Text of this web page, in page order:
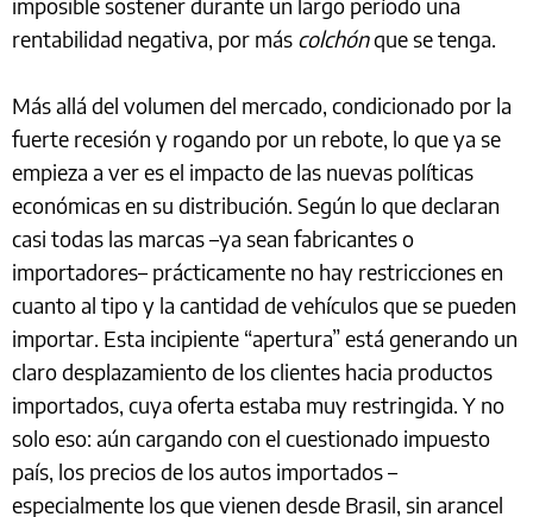
rentabilidad negativa, por más colchónque se tenga.
Más allá del volumen del mercado, condicionado por la
fuerte recesión y rogando por un rebote, lo que ya se
empieza a ver es el impacto de las nuevas políticas
económicas en su distribución. Según lo que declaran
casi todas las marcas –ya sean fabricantes o
importadores– prácticamente no hay restricciones en
cuanto al tipo y la cantidad de vehículos que se pueden
importar. Esta incipiente “apertura” está generando un
claro desplazamiento de los clientes hacia productos
importados, cuya oferta estaba muy restringida. Y no
solo eso: aún cargando con el cuestionado impuesto
país, los precios de los autos importados –
especialmente los que vienen desde Brasil, sin arancel